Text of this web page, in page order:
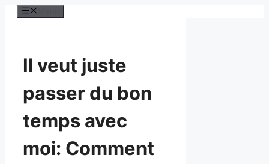
Aller
Il veut juste
passer du bon
temps avec
moi: Comment